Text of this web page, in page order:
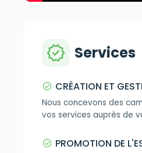
verified Services
check_circle CRÉATION ET
Nous concevons des
vos services auprès de
check_circle PROMOTION DE